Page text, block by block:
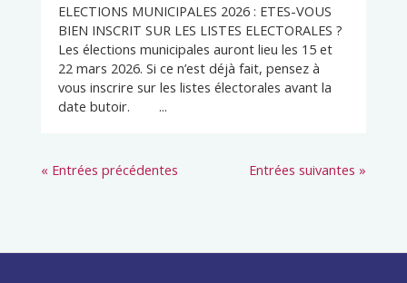
ELECTIONS MUNICIPALES 2026 : ETES-VOUS
BIEN INSCRIT SUR LES LISTES ELECTORALES ?
Les élections municipales auront lieu les 15 et
22 mars 2026. Si ce n’est déjà fait, pensez à
vous inscrire sur les listes électorales avant la
date butoir. ...
« Entrées précédentes Entrées suivantes »